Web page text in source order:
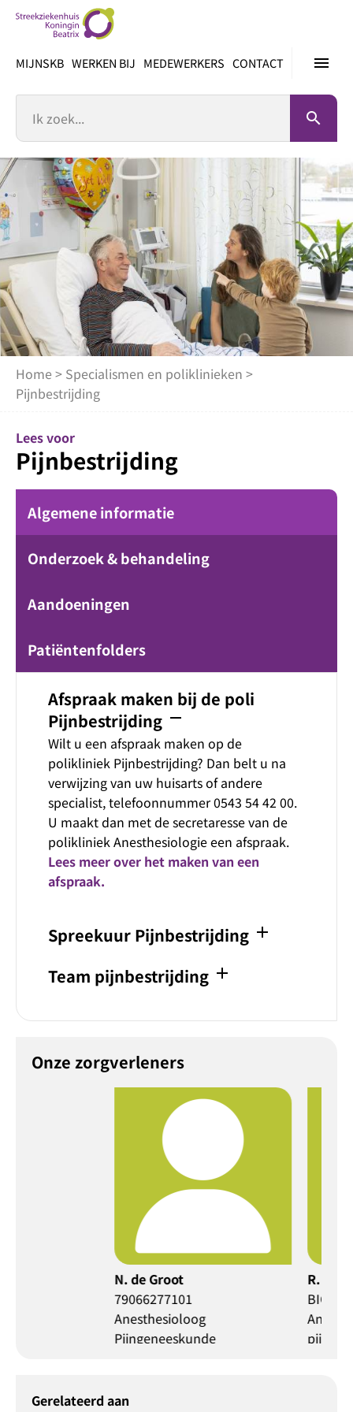
inhoud
menu
MIJNSKB WERKEN BIJ MEDEWERKERS CONTACT
search
Home > Specialismen en poliklinieken >
Pijnbestrijding
Lees voor
Pijnbestrijding
Algemene informatie
Onderzoek & behandeling
Aandoeningen
Patiëntenfolders
Afspraak maken bij de poli
Pijnbestrijding remove
Wilt u een afspraak maken op de
polikliniek Pijnbestrijding? Dan belt u na
verwijzing van uw huisarts of andere
specialist, telefoonnummer 0543 54 42 00.
U maakt dan met de secretaresse van de
polikliniek Anesthesiologie een afspraak.
Lees meer over het maken van een
afspraak.
Spreekuur Pijnbestrijding add
Team pijnbestrijding add
Onze zorgverleners
R.
BIG
N. de Groot
79066277101
Anesthesioloog
Pijngeneeskunde
Gerelateerd aan